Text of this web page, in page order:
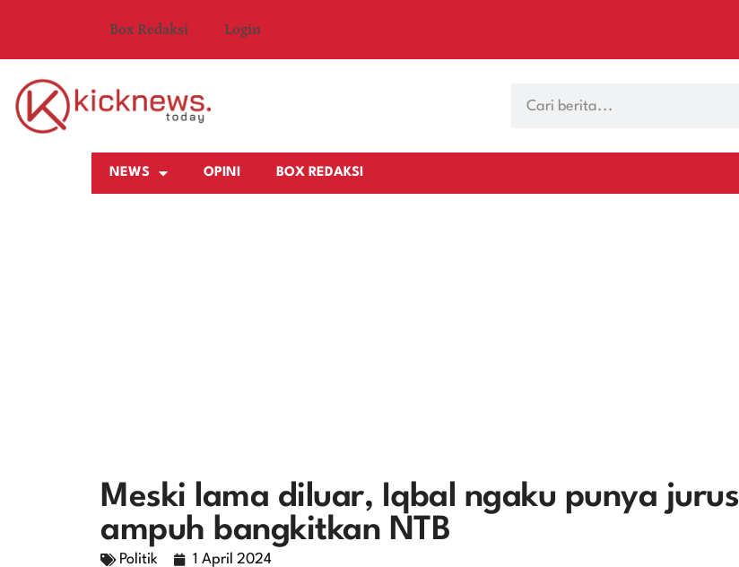
Box Redaksi Login
NEWS OPINI BOX REDAKSI
Meski lama diluar, Iqbal ngaku punya jurus
ampuh bangkitkan NTB
Politik 1 April 2024